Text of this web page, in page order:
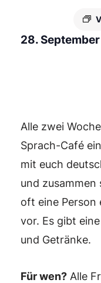
28.
Alle zwei
Sprach-Café
mit euch
und zusammen
oft eine Person
vor. Es gibt
und Getränke.
Für wen? Alle